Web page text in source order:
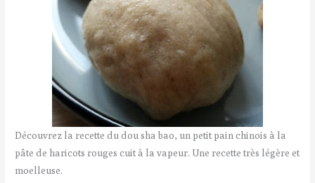
Découvrez la recette du dou sha bao, un petit pain chinois à la
pâte de haricots rouges cuit à la vapeur. Une recette très légère et
moelleuse.